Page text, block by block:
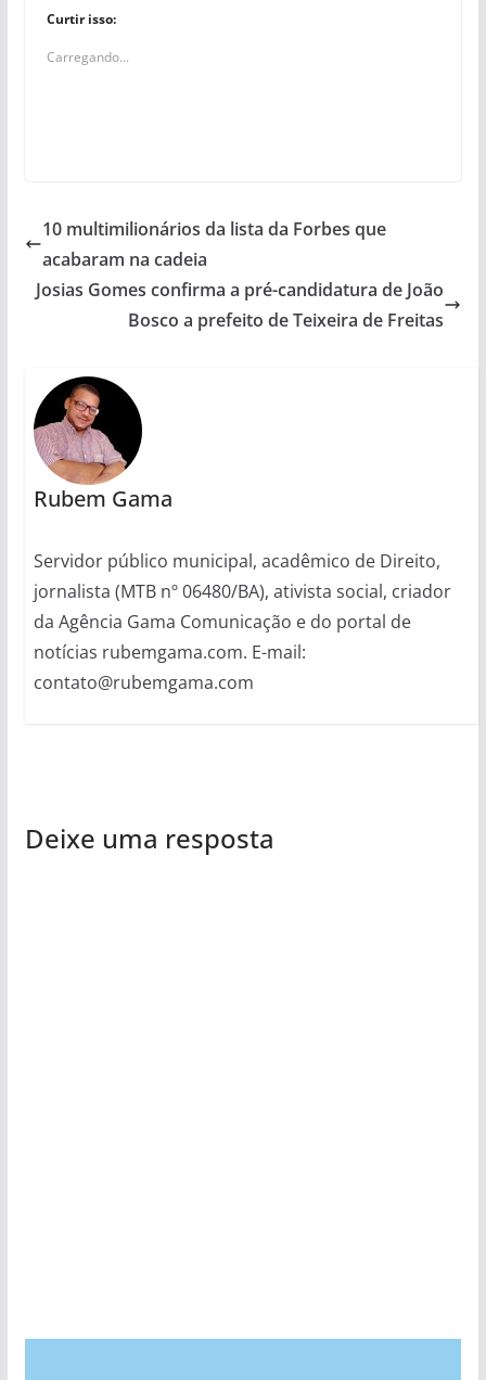
Curtir isso:
Carregando...
10 multimilionários da lista da Forbes que
acabaram na cadeia
Josias Gomes confirma a pré-candidatura de João
Bosco a prefeito de Teixeira de Freitas
Rubem Gama
Servidor público municipal, acadêmico de Direito,
jornalista (MTB nº 06480/BA), ativista social, criador
da Agência Gama Comunicação e do portal de
notícias rubemgama.com. E-mail:
contato@rubemgama.com
Deixe uma resposta